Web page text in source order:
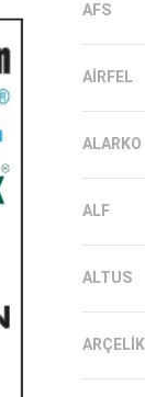
AFS
AIRFEL
ALARKO
ALF
ALTUS
ARÇELIK